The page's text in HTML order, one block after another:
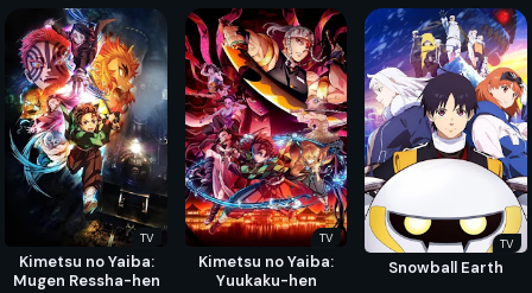
TV
Kimetsu no Yaiba:
Mugen Ressha-hen
TV
Kimetsu no Yaiba:
Yuukaku-hen
TV
Snowball Earth